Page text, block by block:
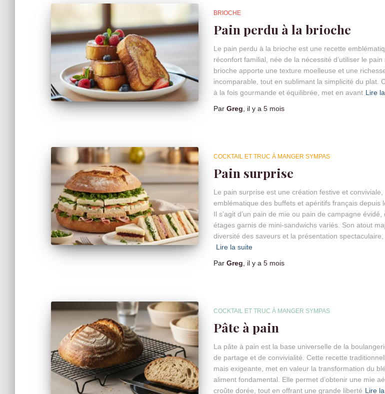
BRIOCHE
Pain perdu à la brioche
Le pain perdu à la brioche est une recette
réconfort familial, née de la nécessité d’utiliser le pain
brioche apporte une texture moelleuse et une
incomparable, tout en sublimant la simplicité du plat.
à la fois gourmande et équilibrée, met en avant Lire
Par Greg , il y a 5 mois
COCKTAIL ET TRUC À MANGER SYMPAS
Pain surprise
Le pain surprise est une création festive et conviviale,
emblématique des buffets et apéritifs français depuis
Il s’agit d’un pain de mie ou pain de campagne évidé,
étages garnis de mini-sandwichs variés. Son atout
diversité des saveurs et la présentation
Lire la suite
Par Greg , il y a 5 mois
COCKTAIL ET TRUC À MANGER SYMPAS
Pâte à pain
La pâte à pain est la base universelle de la
de partage et de convivialité. Cette recette
mais exigeante, met en valeur la transformation du
aliment fondamental. Elle permet d’obtenir une mie
croûte dorée, tout en offrant une grande liberté Lire